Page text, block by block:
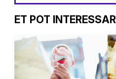
ET POT INTERESSAR